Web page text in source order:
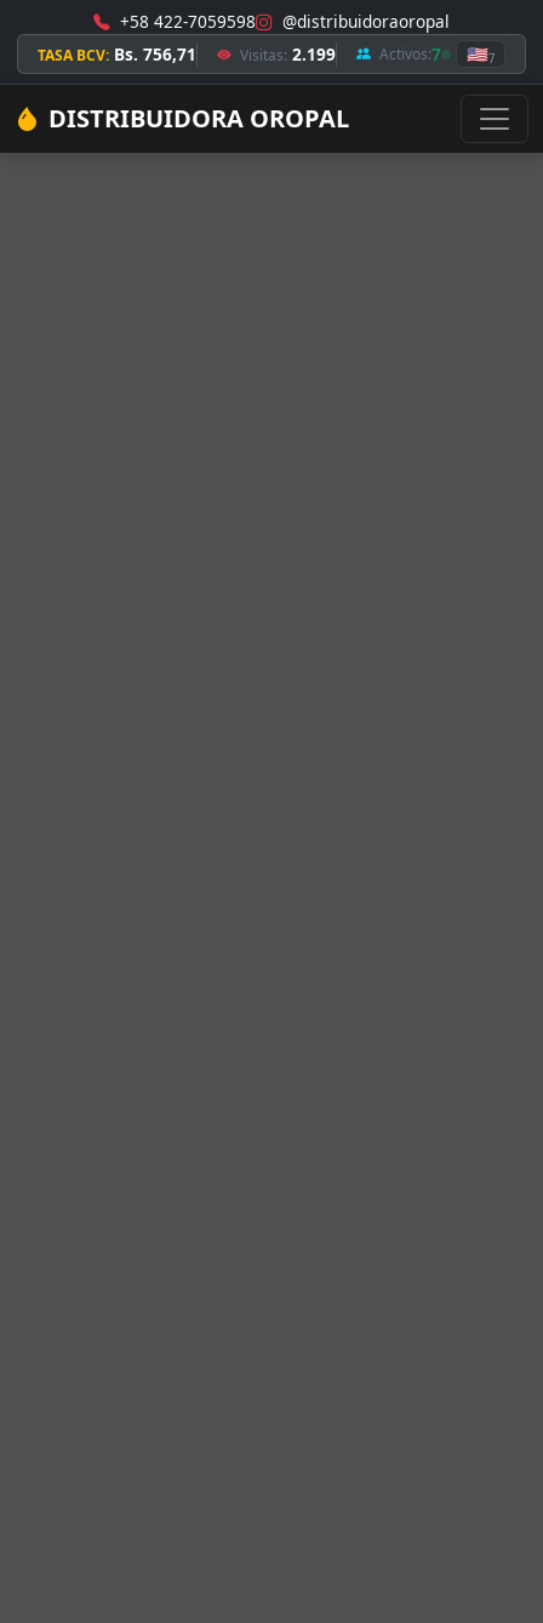
+58 422-7059598 @distribuidoraoropal
TASA BCV: Bs. 756,71 Visitas: 2.199 Activos:7 🇺🇸7
DISTRIBUIDORA OROPAL